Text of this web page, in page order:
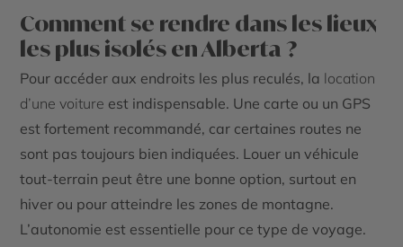
Comment se rendre dans les lieux
les plus isolés en Alberta ?
Pour accéder aux endroits les plus reculés, la location
d’une voiture est indispensable. Une carte ou un GPS
est fortement recommandé, car certaines routes ne
sont pas toujours bien indiquées. Louer un véhicule
tout-terrain peut être une bonne option, surtout en
hiver ou pour atteindre les zones de montagne.
L’autonomie est essentielle pour ce type de voyage.